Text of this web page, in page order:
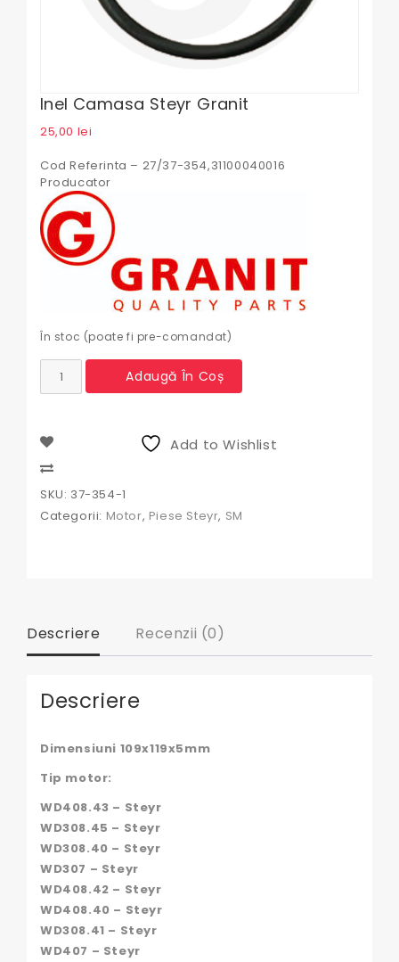
Inel Camasa Steyr Granit
25,00 lei
Cod Referinta – 27/37-354,31100040016
Producator
În stoc (poate fi pre-comandat)
Cantitate
Inel
Granit
Adaugă În Coș
Add to Wishlist
SKU: 37-354-1
Categorii: Motor, Piese Steyr, SM
Descriere Recenzii (0)
Descriere
Dimensiuni 109x119x5mm
Tip motor:
WD408.43 – Steyr
WD308.45 – Steyr
WD308.40 – Steyr
WD307 – Steyr
WD408.42 – Steyr
WD408.40 – Steyr
WD308.41 – Steyr
WD407 – Steyr